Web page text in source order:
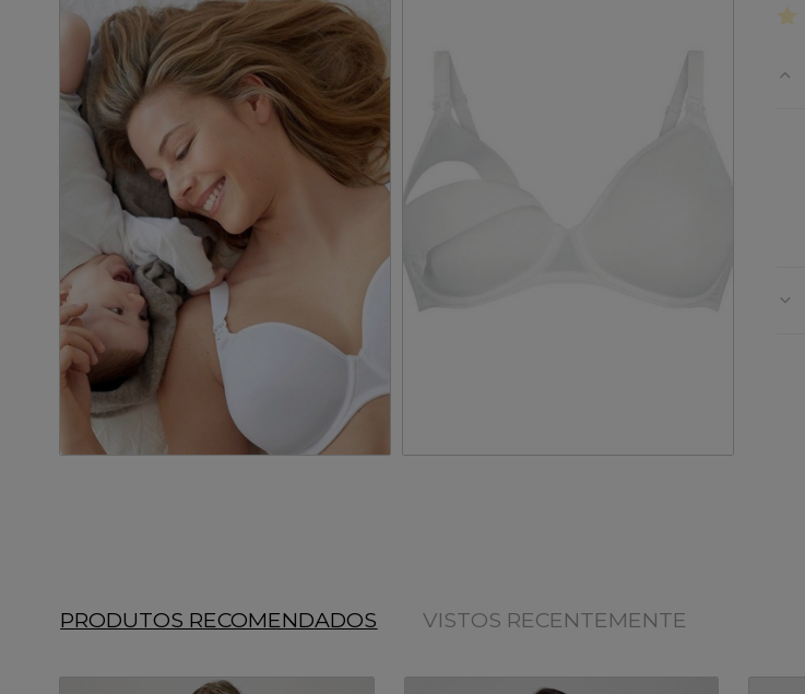
PRODUTOS RECOMENDADOS VISTOS RECENTEMENTE